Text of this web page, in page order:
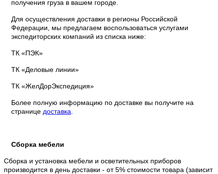
получения груза в вашем городе.
Для осуществления доставки в регионы Российской
Федерации, мы предлагаем воспользоваться услугами
экспедиторских компаний из списка ниже:
ТК «ПЭК»
ТК «Деловые линии»
ТК «ЖелДорЭкспедиция»
Более полную информацию по доставке вы получите на
странице доставка
Сборка мебели
Сборка и установка мебели и осветительных приборов
производится в день доставки - от 5% стоимости товара (зависит